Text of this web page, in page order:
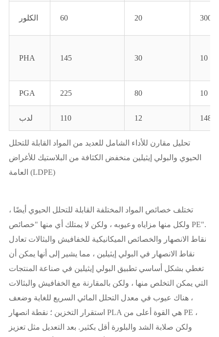
الكلور 60 20 300
PHA 145 30 10
PGA 225 80 10
لدب 110 12 148
تحليل مقارن للأداء الشامل للعديد من المواد القابلة للتحلل
الحيوي والبولي إيثيلين منخفض الكثافة من البلاستيك للأغراض
العامة (LDPE)
تختلف خصائص المواد المختلفة القابلة للتحلل الحيوي أيضًا ،
ولكل منها مزاياه وعيوبه ، ولكن لا يمتلك أي منها "خصائص PE".
نقاط الانصهار والخصائص الميكانيكية للخفافيش والبثالات تعادل
نقاط الانصهار في البولي إيثيلين ، مما يشير إلى أنها يمكن أن
تغطي بشكل أساسي تطبيق البولي إيثيلين في صناعة المنتجات
التي يمكن التخلص منها ، ولكن بالمقارنة مع الخفافيش والبثالات
، هناك عيوب في معدل التحلل المائي السريع للغاية وضعف
استقرار التخزين ؛ نقطة انصهار PLA هي القوة أعلى من PE ،
ولكن صلابة الشد والبلورة أقل بكثير. بعد التعديل مثل تعزيز